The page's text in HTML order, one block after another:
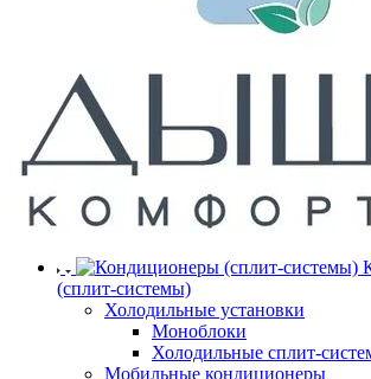
(сплит-системы)
Холодильные установки
Моноблоки
Холодильные сплит-
Мобильные кондиционеры